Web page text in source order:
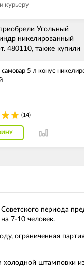
курьеру
Угольный
никелированный
480110, также купили
5 л конус
(14)
периода
7-10 человек.
ограниченная
холодной штамповки